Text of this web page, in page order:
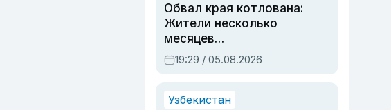
Обвал края котлована:
Жители несколько
месяцев
предупреждали об
опасности, но стройка
19:29 / 05.08.2026
Узбекистан